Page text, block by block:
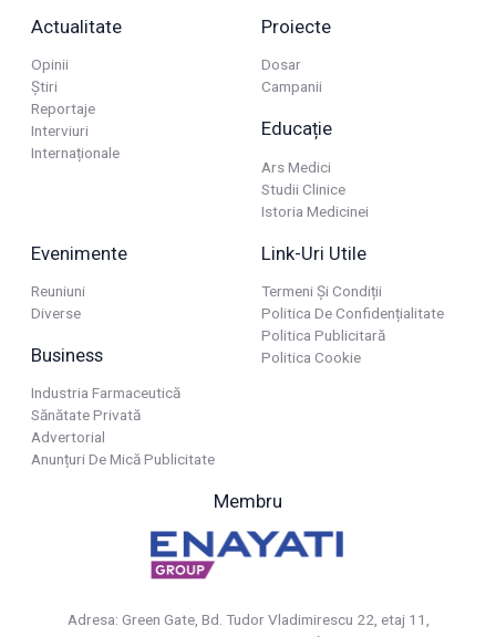
Actualitate
Opinii
Știri
Reportaje
Interviuri
Internaționale
Proiecte
Dosar
Campanii
Educație
Ars Medici
Studii Clinice
Istoria Medicinei
Evenimente
Reuniuni
Diverse
Business
Industria Farmaceutică
Sănătate Privată
Advertorial
Anunțuri De Mică Publicitate
Link-Uri Utile
Termeni Și Condiții
Politica De Confidențialitate
Politica Publicitară
Politica Cookie
Membru
Adresa: Green Gate, Bd. Tudor Vladimirescu 22, etaj 11,